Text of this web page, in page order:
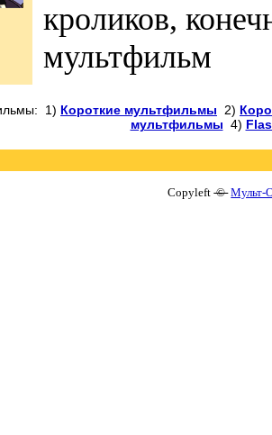
кроликов,
мультфильм
1) Короткие мультфильмы 2)
мультфильмы 4)
Copyleft© Мульт-